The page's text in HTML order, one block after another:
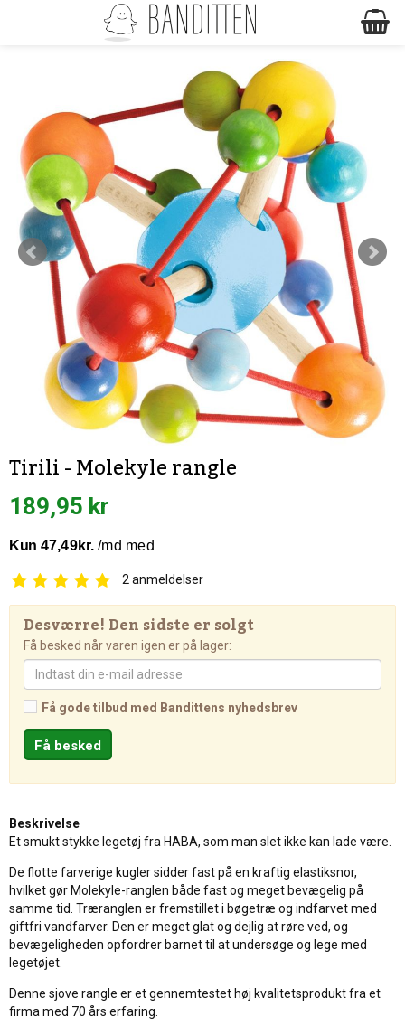
Tirili - Molekyle rangle
189,95 kr
2 anmeldelser
Desværre! Den sidste er solgt
Få besked når varen igen er på lager:
Få gode tilbud med Bandittens nyhedsbrev
Beskrivelse
Et smukt stykke legetøj fra HABA, som man slet ikke kan lade være.
De flotte farverige kugler sidder fast på en kraftig elastiksnor,
hvilket gør Molekyle-ranglen både fast og meget bevægelig på
samme tid. Træranglen er fremstillet i bøgetræ og indfarvet med
giftfri vandfarver. Den er meget glat og dejlig at røre ved, og
bevægeligheden opfordrer barnet til at undersøge og lege med
legetøjet.
Denne sjove rangle er et gennemtestet høj kvalitetsprodukt fra et
firma med 70 års erfaring.